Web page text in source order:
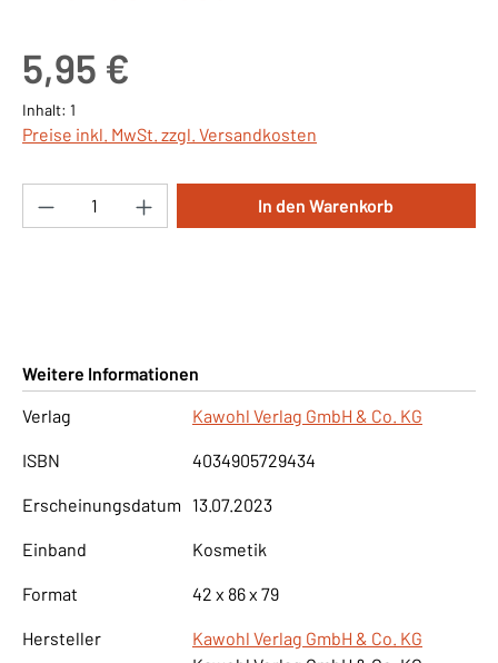
5,95 €
Inhalt: 1
Preise inkl. MwSt. zzgl. Versandkosten
Produkt Anzahl: Gib den gewünschten
In den Warenkorb
Weitere Informationen
Verlag
Kawohl Verlag GmbH & Co. KG
ISBN 4034905729434
Erscheinungsdatum 13.07.2023
Einband Kosmetik
Format 42 x 86 x 79
Hersteller
Kawohl Verlag GmbH & Co. KG